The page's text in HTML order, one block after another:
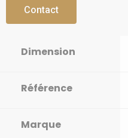
Contact
Dimension
Référence
Marque